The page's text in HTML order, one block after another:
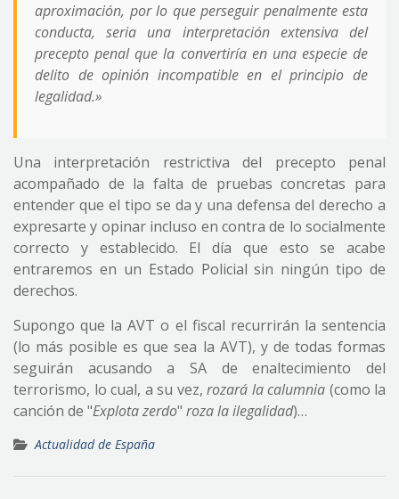
aproximación, por lo que perseguir penalmente esta
conducta, seria una interpretación extensiva del
precepto penal que la convertiría en una especie de
delito de opinión incompatible en el principio de
legalidad.»
Una interpretación restrictiva del precepto penal
acompañado de la falta de pruebas concretas para
entender que el tipo se da y una defensa del derecho a
expresarte y opinar incluso en contra de lo socialmente
correcto y establecido. El día que esto se acabe
entraremos en un Estado Policial sin ningún tipo de
derechos.
Supongo que la AVT o el fiscal recurrirán la sentencia
(lo más posible es que sea la AVT), y de todas formas
seguirán acusando a SA de enaltecimiento del
terrorismo, lo cual, a su vez, rozará la calumnia (como la
canción de "Explota zerdo" roza la ilegalidad)…
Actualidad de España